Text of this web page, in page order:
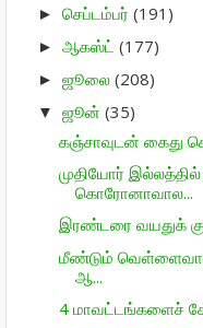
► செப்டம்பர் (191)
► ஆகஸ்ட் (177)
► ஜூலை (208)
▼ ஜூன் (35)
கஞ்சாவுடன் கைது
முதியோர் இல்லத்தில்
கொரோனாவால...
இரண்டரை வயதுக்
மீண்டும் வெள்ளைவான்
ஆ...
4 மாவட்டங்களைச்